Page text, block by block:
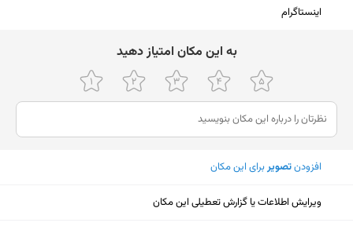
جمعه
۶ تا ۲۳
شنبه
۶ تا ۲۳
یکشنبه
اینستاگرام
ﺑﻪ اﯾﻦ ﻣﮑﺎن اﻣﺘﯿﺎز دﻫﯿﺪ
افزودنتصویربرای این مکان
ویرایش اطلاعات یا گزارش تعطیلی این مکان